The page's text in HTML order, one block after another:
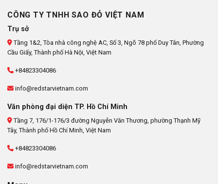
CÔNG TY TNHH SAO ĐỎ VIỆT NAM
Trụ sở
Tầng 1&2, Tòa nhà công nghệ AC, Số 3, Ngõ 78 phố Duy Tân, Phường
Cầu Giấy, Thành phố Hà Nội, Việt Nam
+84823304086
info@redstarvietnam.com
Văn phòng đại diện TP. Hồ Chí Minh
Tầng 7, 176/1-176/3 đường Nguyễn Văn Thương, phường Thạnh Mỹ
Tây, Thành phố Hồ Chí Minh, Việt Nam
+84823304086
info@redstarvietnam.com